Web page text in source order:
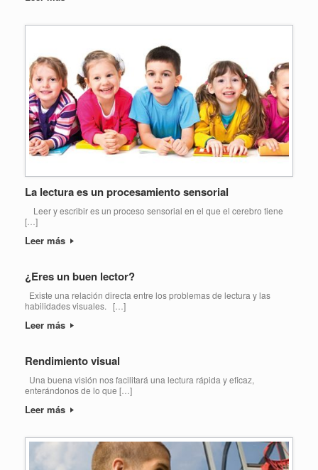
La lectura es un procesamiento sensorial
Leer y escribir es un proceso sensorial en el que el cerebro tiene
[…]
Leer más
¿Eres un buen lector?
Existe una relación directa entre los problemas de lectura y las
habilidades visuales. […]
Leer más
Rendimiento visual
Una buena visión nos facilitará una lectura rápida y eficaz,
enterándonos de lo que […]
Leer más